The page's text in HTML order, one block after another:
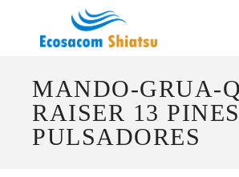
MANDO-GRUA-
RAISER 13
PULSADORES